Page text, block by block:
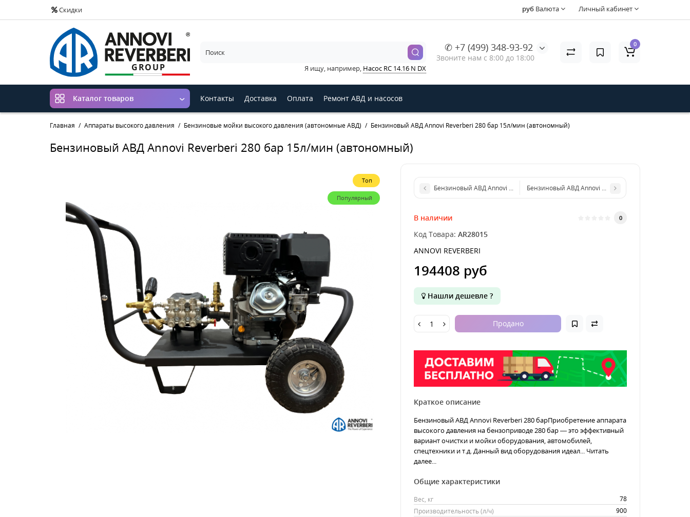
Скидки Личный кабинет
руб Валюта
✆ +7 (499) 348-93-92
Звоните нам с 8:00 до 18:00
Я ищу, например, Насос RC 14.16 N DX
0
Каталог товаров Контакты Доставка Оплата Ремонт АВД и насосов
Главная Аппараты высокого давления Бензиновые мойки высокого давления (автономные АВД) Бензиновый АВД Annovi Reverberi 280 бар 15л/мин (автономный)
Бензиновый АВД Annovi Reverberi 280 бар 15л/мин (автономный)
Топ
Популярный
Бензиновый АВД Annovi Reverberi 350 бар 15л/мин (автономный)
Бензиновый АВД Annovi Reverberi 250 Бар 15л/мин
В наличии 0
Код Товара: AR28015
ANNOVI REVERBERI
194408 руб
Нашли дешевле ?
Продано
Краткое описание
Бензиновый АВД Annovi Reverberi 280 барПриобретение аппарата
высокого давления на бензоприводе 280 бар — это эффективный
вариант очистки и мойки оборудования, автомобилей,
спецтехники и т.д. Данный вид оборудования идеал... Читать
далее...
Общие характеристики
Вес, кг
78
Производительность (л/ч)
900